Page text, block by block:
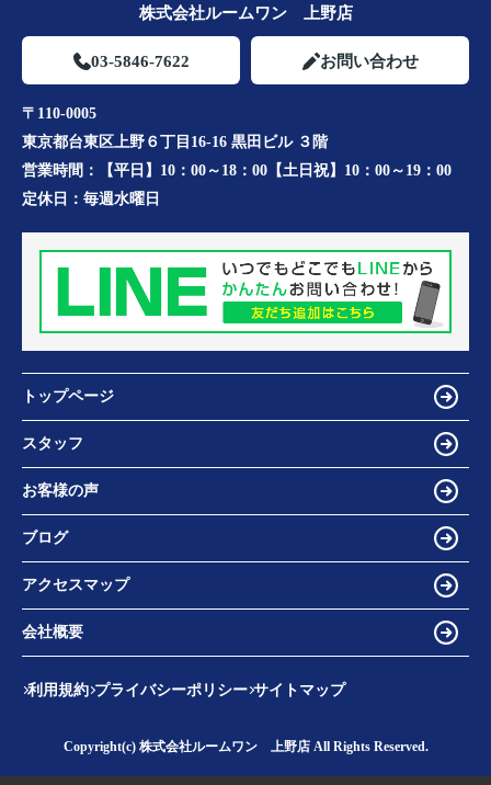
株式会社ルームワン 上野店
03-5846-7622 お問い合わせ
〒110-0005
東京都台東区上野６丁目16-16 黒田ビル ３階
営業時間：
【平日】10：00～18：00【土日祝】10：00～19：00
定休日： 毎週水曜日
トップページ
スタッフ
お客様の声
ブログ
アクセスマップ
会社概要
利用規約 プライバシーポリシー サイトマップ
Copyright(c) 株式会社ルームワン 上野店 All Rights Reserved.